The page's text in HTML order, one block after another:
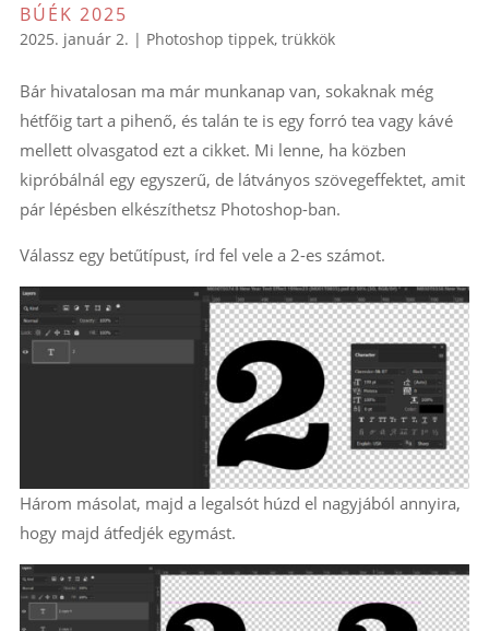
BÚÉK 2025
2025. január 2. | Photoshop tippek, trükkök
Bár hivatalosan ma már munkanap van, sokaknak még
hétfőig tart a pihenő, és talán te is egy forró tea vagy kávé
mellett olvasgatod ezt a cikket. Mi lenne, ha közben
kipróbálnál egy egyszerű, de látványos szövegeffektet, amit
pár lépésben elkészíthetsz Photoshop-ban.
Válassz egy betűtípust, írd fel vele a 2-es számot.
Három másolat, majd a legalsót húzd el nagyjából annyira,
hogy majd átfedjék egymást.